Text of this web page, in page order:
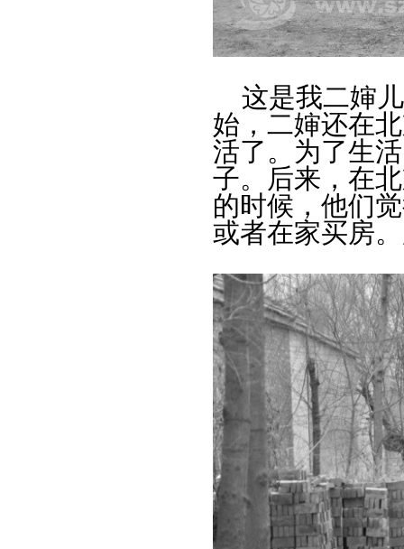
这是我二婶儿
始，二婶还在
活了。为了生
子。后来，在
的时候，他们
或者在家买房